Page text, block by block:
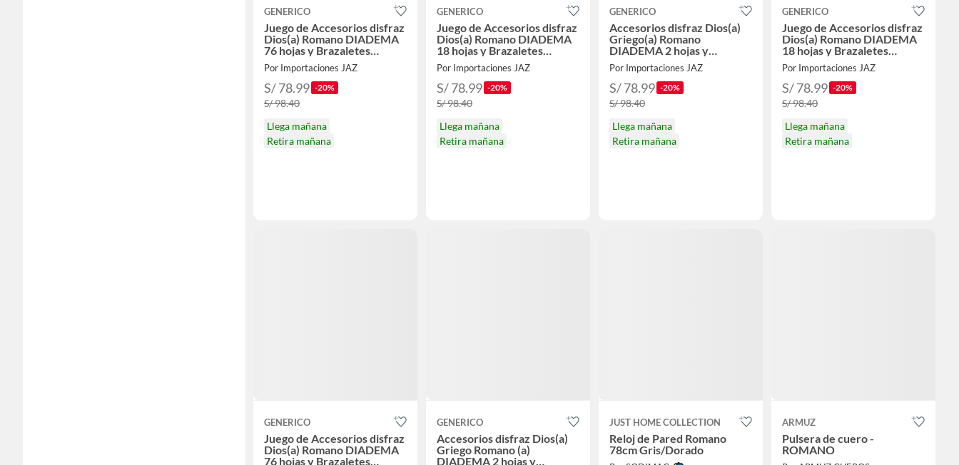
GENERICO
Juego de Accesorios disfraz
Dios(a) Romano DIADEMA
76 hojas y Brazaletes
HALLOWEEN
Por Importaciones JAZ
S/ 78.99 -20%
S/ 98.40
Llega mañana
Retira mañana
GENERICO
Juego de Accesorios disfraz
Dios(a) Romano DIADEMA
18 hojas y Brazaletes
HALLOWEEN
Por Importaciones JAZ
S/ 78.99 -20%
S/ 98.40
Llega mañana
Retira mañana
GENERICO
Accesorios disfraz Dios(a)
Griego(a) Romano
DIADEMA 2 hojas y
Brazaletes HALLOWEEN
Por Importaciones JAZ
S/ 78.99 -20%
S/ 98.40
Llega mañana
Retira mañana
GENERICO
Juego de Accesorios disfraz
Dios(a) Romano DIADEMA
18 hojas y Brazaletes
HALLOWEEN
Por Importaciones JAZ
S/ 78.99 -20%
S/ 98.40
Llega mañana
Retira mañana
GENERICO
Juego de Accesorios disfraz
Dios(a) Romano DIADEMA
76 hojas y Brazaletes
GENERICO
Accesorios disfraz Dios(a)
Griego Romano (a)
DIADEMA 2 hojas y
JUST HOME COLLECTION
Reloj de Pared Romano
78cm Gris/Dorado
ARMUZ
Pulsera de cuero -
ROMANO